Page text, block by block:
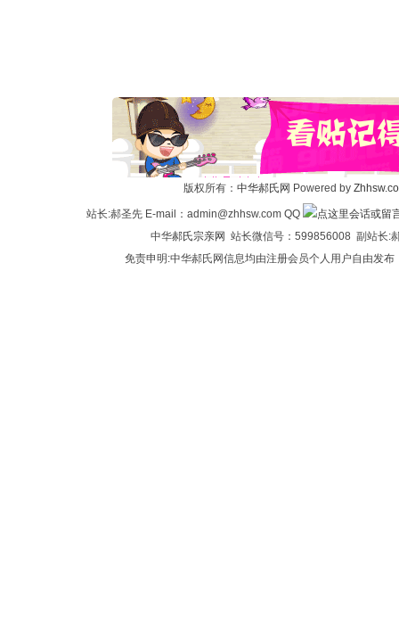
版权所有： 中华郝氏网 Powered by
站长:郝圣先 E-mail：admin@zhhsw.com QQ
中华郝氏宗亲网 站长微信号：599856008 副站长:
免责申明:中华郝氏网信息均由注册会员个人用户自由发